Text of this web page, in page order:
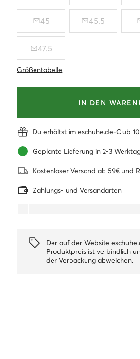
45 45.5
47.5
Größentabelle
IN DEN
Du erhältst im eschuhe.de-Club
Geplante Lieferung in 2-3
Kostenloser Versand ab 59€ und
Zahlungs- und Versandarten
Der auf der Website
Produktpreis ist verbindlich
der Verpackung abweichen.